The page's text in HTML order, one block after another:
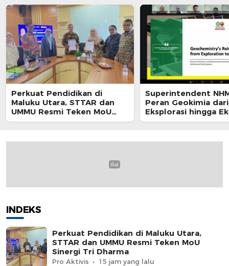
Perkuat Pendidikan di
Maluku Utara, STTAR dan
UMMU Resmi Teken MoU
Sinergi Tri Dharma
Superintendent
Peran Geokimia dari
Eksplorasi hingga
dalam Webinar
INDEKS
Perkuat Pendidikan di Maluku Utara,
STTAR dan UMMU Resmi Teken MoU
Sinergi Tri Dharma
Pro Aktivis 15 jam yang lalu